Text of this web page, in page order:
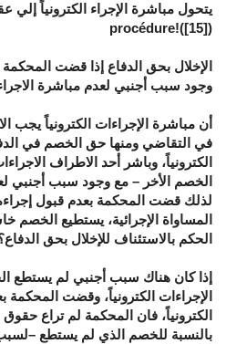
procédure!([15])
الإخلال بحق الدفاع إذا قضت المحكمة
وجود سبب أجنبي لعدم مباشرة الاجراء
أن مباشرة الإجراءات الكترونياً يجب
في التقاضي ومنها حق الخصم في
الكترونياً، وباشر أحد الاطراف
الخصم الأخر – مع وجود سبب أجنبي
لذلك قضت المحكمة بعدم قبول
المساواة الإجرائية، يستطيع
الحكم بالاستئناف للإخلال بحق
إذا كان هناك سبب أجنبي لم يستطع
الإجراءات الكترونياً، وقضت المحكمة
الكترونياً، فان المحكمة لم تراع
بالنسبة للخصم الذي لم يستطع –لسبب